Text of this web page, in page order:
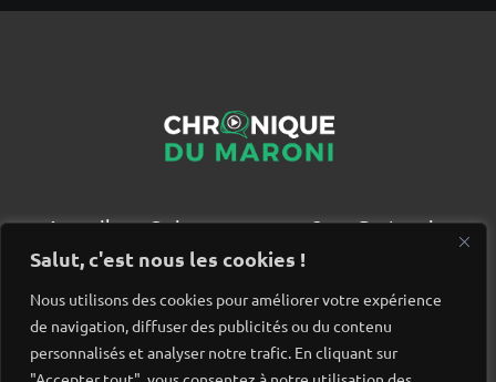
Salut, c'est nous les cookies !
Nous utilisons des cookies pour améliorer votre expérience
de navigation, diffuser des publicités ou du contenu
personnalisés et analyser notre trafic. En cliquant sur
Accueil Qui sommes nous ?
Partenaires
Contact